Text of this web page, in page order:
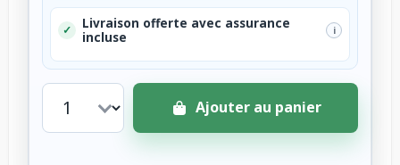
✓
Livraison offerte avec assurance
incluse
i
Ajouter au panier